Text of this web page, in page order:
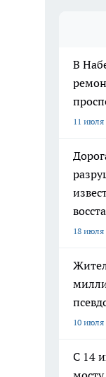
В
11 июля
18 июля
10 июля
С 14